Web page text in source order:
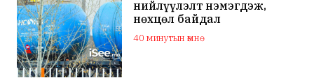
нийлүүлэлт нэмэгдэж,
нөхцөл байдал
тогтворжино
40 минутын өмнө